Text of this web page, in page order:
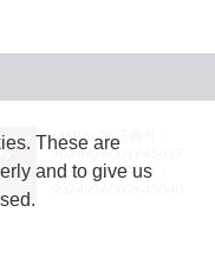
JASRAC許諾番号：
9024936001Y45037
JASRAC許諾番号：
These are
and to give us